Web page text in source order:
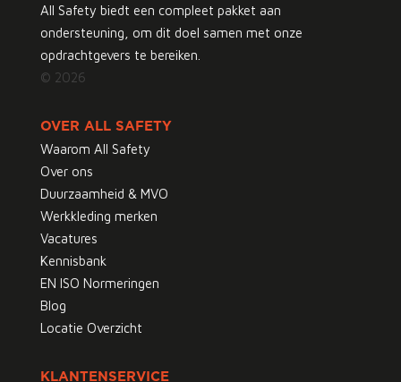
All Safety biedt een compleet pakket aan
ondersteuning, om dit doel samen met onze
opdrachtgevers te bereiken.
© 2026
OVER ALL SAFETY
Waarom All Safety
Over ons
Duurzaamheid & MVO
Werkkleding merken
Vacatures
Kennisbank
EN ISO Normeringen
Blog
Locatie Overzicht
KLANTENSERVICE